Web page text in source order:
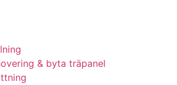
& byta träpanel